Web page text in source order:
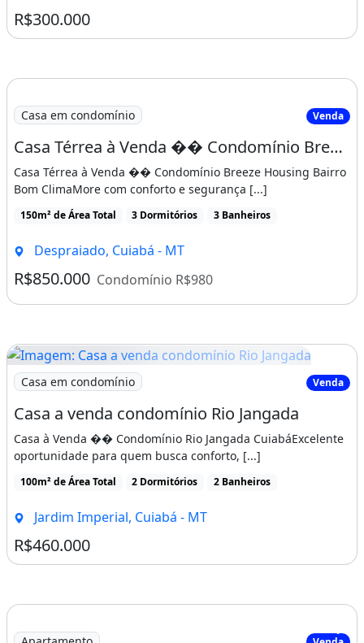
&lt;br&gt;&lt;br&gt;&lt;br&gt;Chave do
Características da casa em condomínio:
Quadra De Futebol
Recepção
Quadra Poliesportiva
Dependência De Empregados
Condomínio Fechado
Imóvel mobiliado
1.200m² de Área Total
Imóvel mobiliado
Zona Rural, Acorizal - MT
R$300.000
Casa Térrea à Venda �� Condomínio Breeze Housing Bairro
Bom ClimaMore com conforto e segurança [...]
150m² de Área Total 3 Dormitórios 3 Banheiros
R$850.000 Condomínio R$980
Imagem: Casa a venda condomínio Rio Jangada
Casa em condomínio
Casa à Venda �� Condomínio Rio Jangada CuiabáExcelente
oportunidade para quem busca conforto, [...]
100m² de Área Total 2 Dormitórios 2 Banheiros
Jardim Imperial, Cuiabá - MT
R$460.000